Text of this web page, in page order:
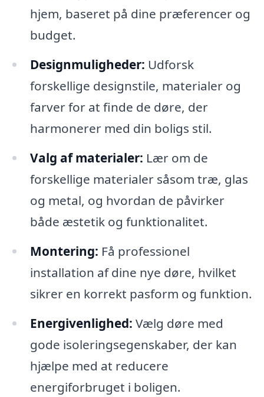
hjem, baseret på dine præferencer og
budget.
Designmuligheder: Udforsk
forskellige designstile, materialer og
farver for at finde de døre, der
harmonerer med din boligs stil.
Valg af materialer: Lær om de
forskellige materialer såsom træ, glas
og metal, og hvordan de påvirker
både æstetik og funktionalitet.
Montering: Få professionel
installation af dine nye døre, hvilket
sikrer en korrekt pasform og funktion.
Energivenlighed: Vælg døre med
gode isoleringsegenskaber, der kan
hjælpe med at reducere
energiforbruget i boligen.